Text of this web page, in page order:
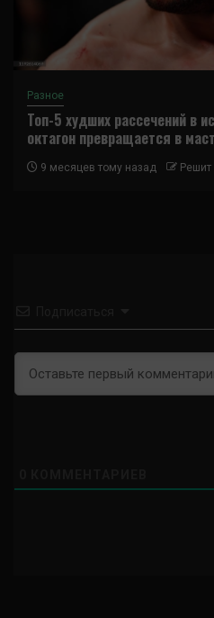
Разное
Топ-5 худших рассечений в
октагон превращается в
9 месяцев тому назад Решит